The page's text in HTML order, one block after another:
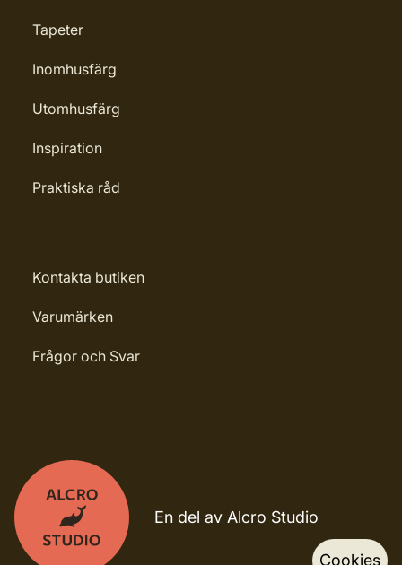
Tapeter
Inomhusfärg
Utomhusfärg
Inspiration
Praktiska råd
Kontakta butiken
Varumärken
Frågor och Svar
En del av Alcro Studio
Cookies